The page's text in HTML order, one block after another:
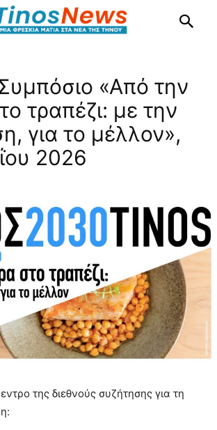
«Από την
τραπέζι: με την
για το μέλλον»,
2026
της διεθνούς συζήτησης για τη